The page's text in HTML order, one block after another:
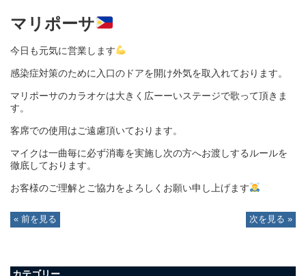
マリポーサ
今日も元気に営業します
感染症対策のために入口のドアを開け外気を取入れております。
マリポーサのカラオケは大きく広ーーいステージで歌って頂きま
す。
客席での使用はご遠慮頂いております。
マイクは一曲毎に必ず消毒を実施し次の方へお渡しするルールを
徹底しております。
お客様のご理解とご協力をよろしくお願い申し上げます
« 前を見る 次を見る »